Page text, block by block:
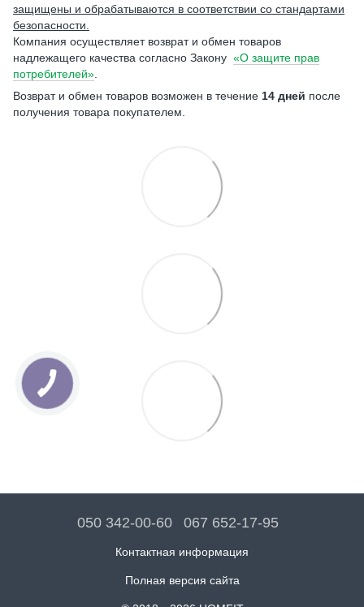
защищены и обрабатываются в соответствии со стандартами
безопасности.
Компания осуществляет возврат и обмен товаров
надлежащего качества согласно Закону «О защите прав
потребителей»
Возврат и обмен товаров возможен в течение 14 дней после
получения товара покупателем.
050 342-00-60 067 652-17-95
Контактная информация
Полная версия сайта